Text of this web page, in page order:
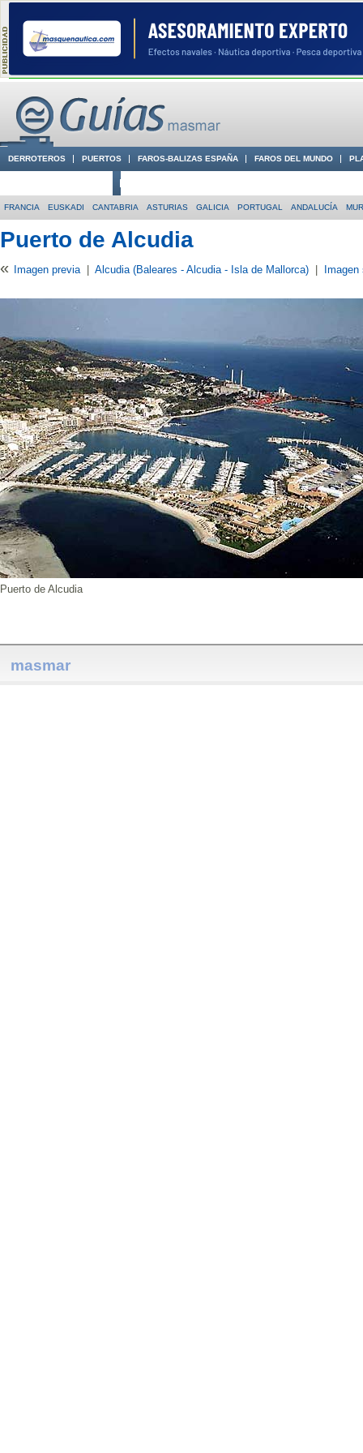
DERROTEROS PUERTOS FAROS-BALIZAS ESPAÑA FAROS DEL MUNDO
FRANCIA EUSKADI CANTABRIA ASTURIAS GALICIA PORTUGAL ANDALUCÍA
Puerto de Alcudia
« Imagen previa | Alcudia (Baleares - Alcudia - Isla de Mallorca) | Imagen
Puerto de Alcudia
masmar